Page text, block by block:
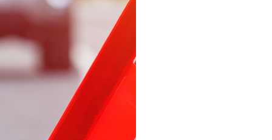
disponível
このページは現在利用できま
せん
Pagina non disponibile
هذه الصفحة غير متوفرة